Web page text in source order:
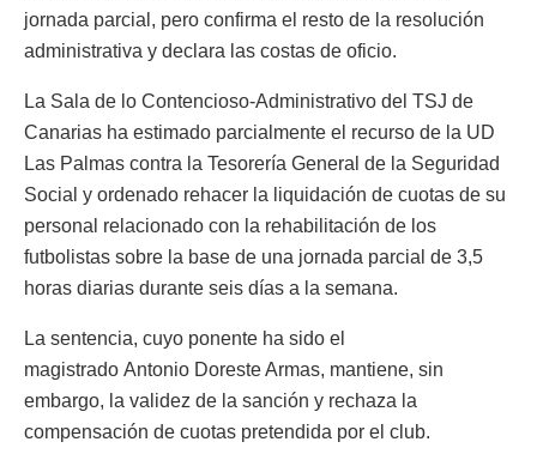
jornada parcial, pero confirma el resto de la resolución
administrativa y declara las costas de oficio.
La Sala de lo Contencioso-Administrativo del TSJ de
Canarias ha estimado parcialmente el recurso de la UD
Las Palmas contra la Tesorería General de la Seguridad
Social y ordenado rehacer la liquidación de cuotas de su
personal relacionado con la rehabilitación de los
futbolistas sobre la base de una jornada parcial de 3,5
horas diarias durante seis días a la semana.
La sentencia, cuyo ponente ha sido el
magistrado Antonio Doreste Armas, mantiene, sin
embargo, la validez de la sanción y rechaza la
compensación de cuotas pretendida por el club.